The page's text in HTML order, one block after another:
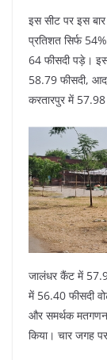
इस सीट पर इस
प्रतिशत सिर्फ
64 फीसदी पड़े।
58.79 फीसदी,
करतारपुर में 57.98
जालंधर कैंट में
में 56.40 फीसदी
और समर्थक
किया। चार जगह